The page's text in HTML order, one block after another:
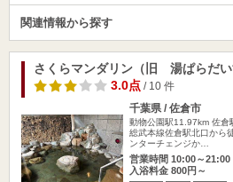
関連情報から探す
さくらマンダリン（旧 湯ぱらだい
3.0点/ 10 件
千葉県 / 佐倉市
動物公園駅11.97km 佐倉
総武本線佐倉駅北口から
ンターチェンジか…
営業時間 10:00～21:00
入浴料金 800円～